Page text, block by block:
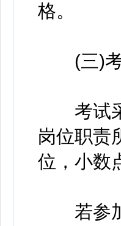
格。
(三)考
考试采
岗位职责
位，小数
若参加